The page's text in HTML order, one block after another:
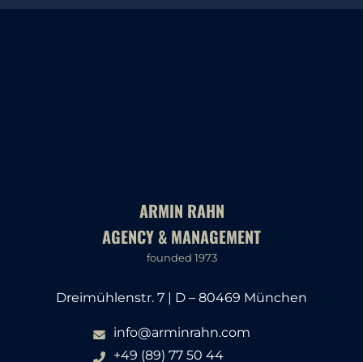
ARMIN RAHN
AGENCY & MANAGEMENT
founded 1973
Dreimühlenstr. 7 | D – 80469 München
info@arminrahn.com
+49 (89) 77 50 44